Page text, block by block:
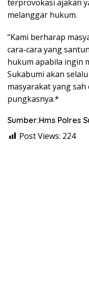
terprovokasi ajakan
melanggar hukum.
“Kami berharap
cara-cara yang
hukum apabila ingin
Sukabumi akan
masyarakat yang
pungkasnya.*
Sumber:Hms Polres
Post Views: 224